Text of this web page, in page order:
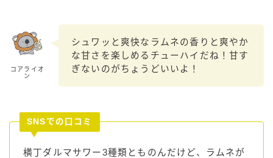
コアライオ
ン
シュワッと爽快なラムネの香りと爽やか
な甘さを楽しめるチューハイだね！甘す
ぎないのがちょうどいいよ！
SNSでの口コミ
横丁ダルマサワー3種類とものんだけど、ラムネが